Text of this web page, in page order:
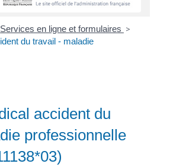
Services en ligne et formulaires >
du travail - maladie
accident du
professionnelle